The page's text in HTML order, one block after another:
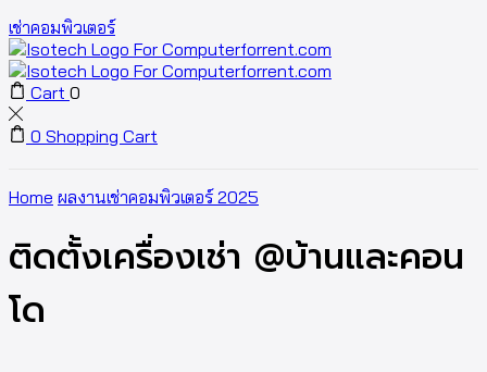
เช่าคอมพิวเตอร์
Cart 0
0 Shopping Cart
Home ผลงานเช่าคอมพิวเตอร์ 2025
ติดตั้งเครื่องเช่า @บ้านและคอน
โด